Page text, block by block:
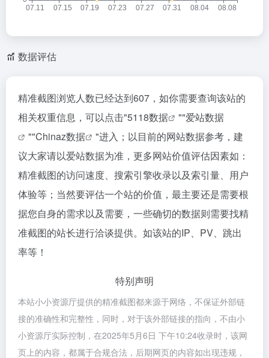
数据评估
精准截图浏览人数已经达到607，如你需要查询该站的
相关权重信息，可以点击"5118数据 ""爱站数据
""Chinaz数据
"进入；以目前的网站数据参考，建
议大家请以爱站数据为准，更多网站价值评估因素如：
精准截图的访问速度、搜索引擎收录以及索引量、用户
体验等；当然要评估一个站的价值，最主要还是需要根
据您自身的需求以及需要，一些确切的数据则需要找精
准截图的站长进行洽谈提供。如该站的IP、PV、跳出
率等！
特别声明
本站小小资源厅提供的精准截图都来源于网络，不保证外部链
接的准确性和完整性，同时，对于该外部链接的指向，不由小
小资源厅实际控制，在2025年5月6日 下午10:24收录时，该网
页上的内容，都属于合规合法，后期网页的内容如出现违规，